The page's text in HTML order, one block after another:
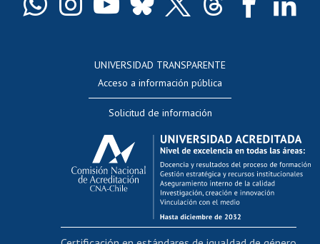
Docentes
Evaluación docente
Calificación académica
Postulación al AUCAI
Funcionarias/os
Cursos internos de capacitación
Bienestar del personal
UNIVERSIDAD TRANSPARENTE
Acceso a información pública
Solicitud de información